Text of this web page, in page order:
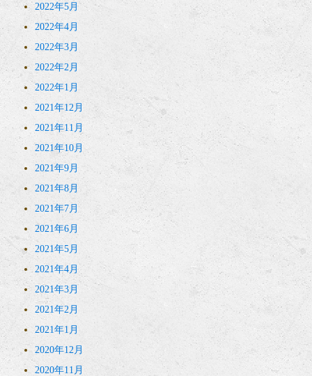
2022年5月
2022年4月
2022年3月
2022年2月
2022年1月
2021年12月
2021年11月
2021年10月
2021年9月
2021年8月
2021年7月
2021年6月
2021年5月
2021年4月
2021年3月
2021年2月
2021年1月
2020年12月
2020年11月